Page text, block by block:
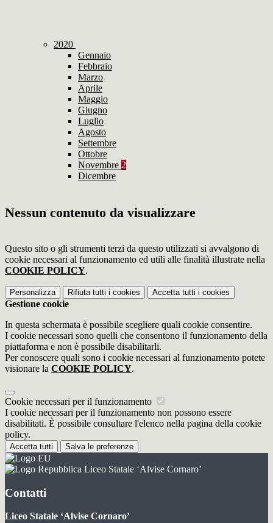
2020
Gennaio
Febbraio
Marzo
Aprile
Maggio
Giugno
Luglio
Agosto
Settembre
Ottobre
Novembre 2
Dicembre
Nessun contenuto da visualizzare
Questo sito o gli strumenti terzi da questo utilizzati si avvalgono di
cookie necessari al funzionamento ed utili alle finalità illustrate nella
COOKIE POLICY.
Personalizza Rifiuta tutti i cookies Accetta tutti i cookies
Gestione cookie
In questa schermata è possibile scegliere quali cookie consentire.
I cookie necessari sono quelli che consentono il funzionamento della
piattaforma e non è possibile disabilitarli.
Per conoscere quali sono i cookie necessari al funzionamento potete
visionare la COOKIE POLICY.
Cookie necessari per il funzionamento
I cookie necessari per il funzionamento non possono essere
disabilitati. È possibile consultare l'elenco nella pagina della cookie
policy.
Accetta tutti Salva le preferenze
Liceo Statale ‘Alvise Cornaro’
Contatti
Liceo Statale ‘Alvise Cornaro’